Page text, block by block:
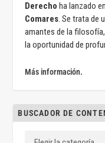
Derecho ha lanzado
Comares. Se trata de
amantes de la
la oportunidad de
Más información.
BUSCADOR DE